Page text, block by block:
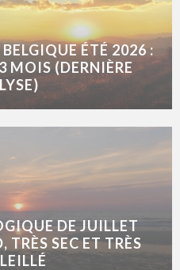
ÉTÉ 2026 :
MOIS (DERNIÈRE
DE JUILLET
TRÈS SEC ET TRÈS